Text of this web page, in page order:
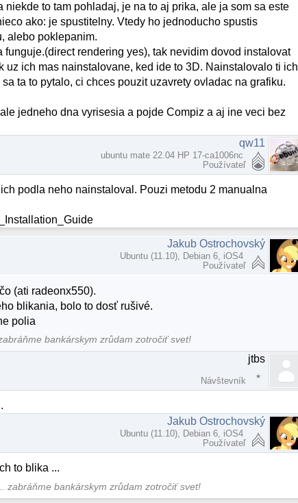
to tam pohladaj, je na to aj prika, ale ja som sa este
ako: je spustitelny. Vtedy ho jednoducho spustis
alebo poklepanim.
rendering yes), tak nevidim dovod instalovat
uz ich mas nainstalovane, ked ide to 3D. Nainstalovalo ti ich
ta to pytalo, ci chces pouzit uzavrety ovladac na grafiku.
jedneho dna vyrisesia a pojde Compiz a aj ine veci bez
qw11
ubuntu mate 22.04 HP 17-ca1006nc
Používateľ
podla neho nainstaloval. Pouzi metodu 2 manualna
Jakub Ostrochovský
Ubuntu (11.10), Debian 6, iOS4
Používateľ
(ati radeonx550).
blikania, bolo to dosť rušivé.
polia
bankárskym zrůdam zotročiť svet!
jtbs
Návštevník
Jakub Ostrochovský
Ubuntu (11.10), Debian 6, iOS4
Používateľ
to blika ...
zabráňme bankárskym zrůdam zotročiť svet!